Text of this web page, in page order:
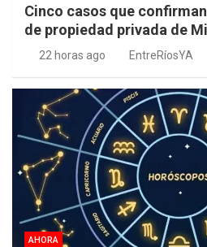
Cinco casos que
de propiedad privada de
22 horas ago EntreRíosYA
AHORA